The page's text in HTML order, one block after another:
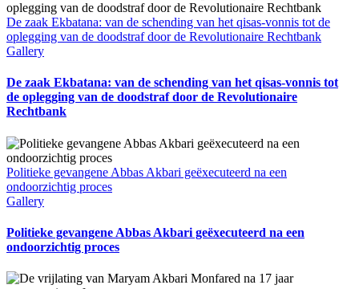
De zaak Ekbatana: van de schending van het qisas-vonnis tot de
oplegging van de doodstraf door de Revolutionaire Rechtbank
Gallery
De zaak Ekbatana: van de schending van het qisas-vonnis tot
de oplegging van de doodstraf door de Revolutionaire
Rechtbank
Politieke gevangene Abbas Akbari geëxecuteerd na een
ondoorzichtig proces
Gallery
Politieke gevangene Abbas Akbari geëxecuteerd na een
ondoorzichtig proces